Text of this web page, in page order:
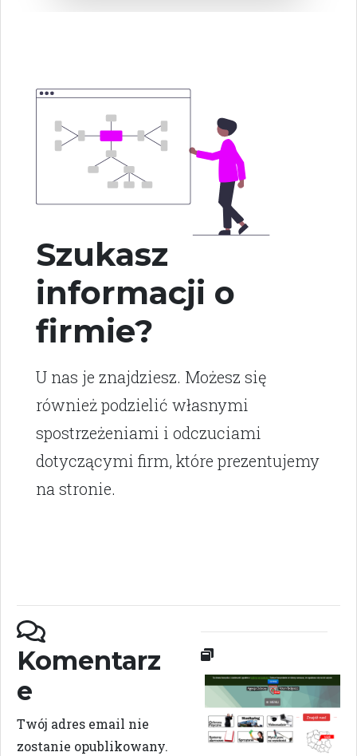
Szukasz
informacji o
firmie?
U nas je znajdziesz. Możesz się
również podzielić własnymi
spostrzeżeniami i odczuciami
dotyczącymi firm, które prezentujemy
na stronie.
Komentarz
e
Twój adres email nie
zostanie opublikowany.